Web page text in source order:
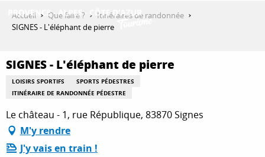
QUE FAIRE ?
SÉJOURNER
Accueil Que faire ?
Itinéraires de randonnée
SIGNES - L'éléphant de pierre
SIGNES - L'éléphant de pierre
LOISIRS SPORTIFS
SPORTS PÉDESTRES
ITINÉRAIRE DE RANDONNÉE PÉDESTRE
Le château - 1, rue République, 83870 Signes
M'y rendre
J'y vais en train !